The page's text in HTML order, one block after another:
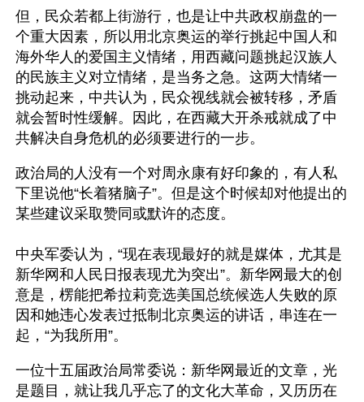
但，民众若都上街游行，也是让中共政权崩盘的一
个重大因素，所以用北京奥运的举行挑起中国人和
海外华人的爱国主义情绪，用西藏问题挑起汉族人
的民族主义对立情绪，是当务之急。这两大情绪一
挑动起来，中共认为，民众视线就会被转移，矛盾
就会暂时性缓解。因此，在西藏大开杀戒就成了中
共解决自身危机的必须要进行的一步。
政治局的人没有一个对周永康有好印象的，有人私
下里说他“长着猪脑子”。但是这个时候却对他提出的
某些建议采取赞同或默许的态度。
中央军委认为，“现在表现最好的就是媒体，尤其是
新华网和人民日报表现尤为突出”。新华网最大的创
意是，楞能把希拉莉竞选美国总统候选人失败的原
因和她违心发表过抵制北京奥运的讲话，串连在一
起，“为我所用”。
一位十五届政治局常委说：新华网最近的文章，光
是题目，就让我几乎忘了的文化大革命，又历历在